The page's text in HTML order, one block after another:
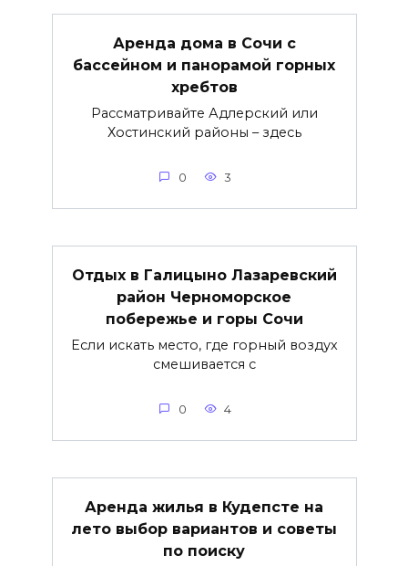
Аренда дома в Сочи с
бассейном и панорамой горных
хребтов
Рассматривайте Адлерский или
Хостинский районы – здесь
0 3
Отдых в Галицыно Лазаревский
район Черноморское
побережье и горы Сочи
Если искать место, где горный воздух
смешивается с
0 4
Аренда жилья в Кудепсте на
лето выбор вариантов и советы
по поиску